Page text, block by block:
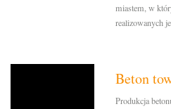
miastem, w
realizowanych
Beton
Produkcja